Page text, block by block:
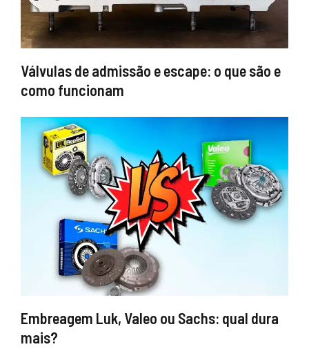
Válvulas de admissão e escape: o que são e
como funcionam
Embreagem Luk, Valeo ou Sachs: qual dura
mais?